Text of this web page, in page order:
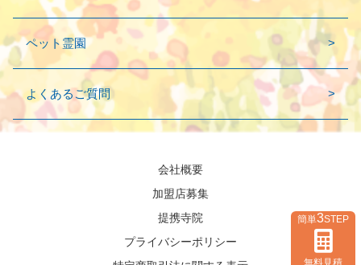
簡単3STEP
無料見積
ペット霊園
よくあるご質問
会社概要
加盟店募集
提携寺院
プライバシーポリシー